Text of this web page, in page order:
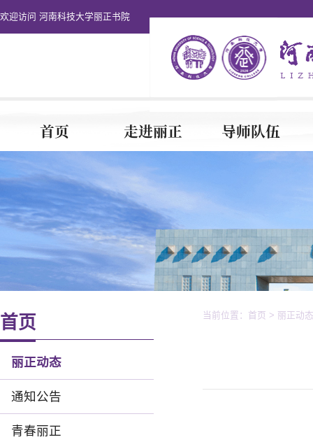
欢迎访问 河南科技大学丽正书院
首页 走进丽正 导师队伍
书院团建
首页
丽正动态
通知公告
青春丽正
当前位置： 首页 > 丽正动态